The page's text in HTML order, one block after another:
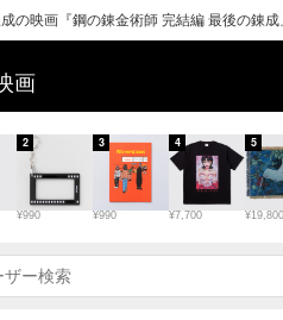
映画『鋼の錬金術師 完結編 最後の錬成
画
¥990
2
¥990
3
¥7,700
4
¥19,800
5